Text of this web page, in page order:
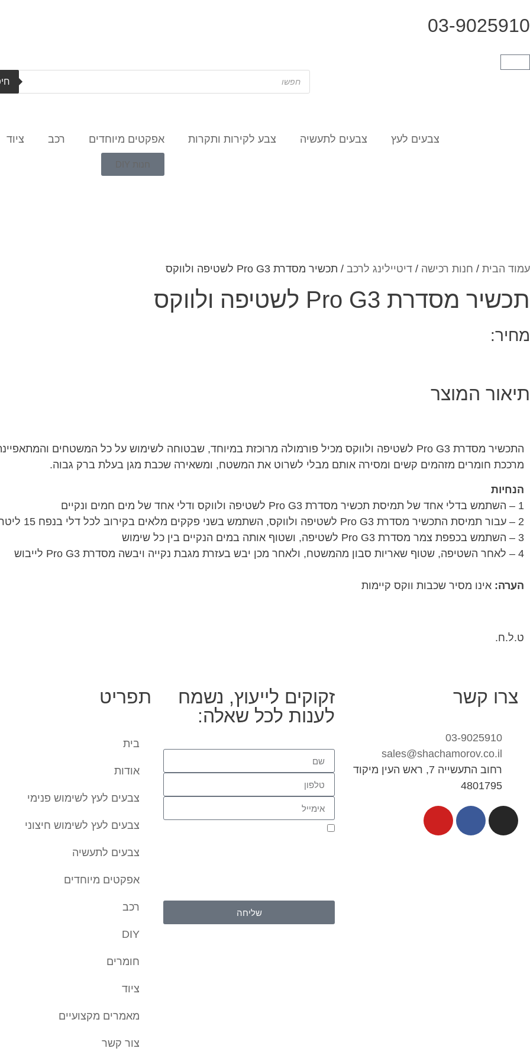
03-9025910
צבעים לעץ צבעים לתעשיה צבע לקירות ותקרות אפקטים מיוחדים רכב ציוד
חנות DIY
עמוד הבית / חנות רכישה / דיטיילינג לרכב / תכשיר מסדרת Pro G3 לשטיפה ולווקס
תכשיר מסדרת Pro G3 לשטיפה ולווקס
מחיר:
תיאור המוצר
התכשיר מסדרת Pro G3 לשטיפה ולווקס מכיל פורמולה מרוכזת במיוחד, שבטוחה לשימוש על כל המשטחים והמתאפיינת בפעולת הקצפה גבוהה. הפורמולה החלקה
מרככת חומרים מזהמים קשים ומסירה אותם מבלי לשרוט את המשטח, ומשאירה שכבת מגן בעלת ברק גבוה.
הנחיות
1 – השתמש בדלי אחד של תמיסת תכשיר מסדרת Pro G3 לשטיפה ולווקס ודלי אחד של מים חמים ונקיים
2 – עבור תמיסת התכשיר מסדרת Pro G3 לשטיפה ולווקס, השתמש בשני פקקים מלאים בקירוב לכל דלי בנפח 15 ליטר
3 – השתמש בכפפת צמר מסדרת Pro G3 לשטיפה, ושטוף אותה במים הנקיים בין כל שימוש
4 – לאחר השטיפה, שטוף שאריות סבון מהמשטח, ולאחר מכן יבש בעזרת מגבת נקייה ויבשה מסדרת Pro G3 לייבוש
הערה: אינו מסיר שכבות ווקס קיימות
ט.ל.ח.
צרו קשר
03-9025910
sales@shachamorov.co.il
רחוב התעשייה 7, ראש העין מיקוד
4801795
זקוקים לייעוץ, נשמח
לענות לכל שאלה:
שליחה
תפריט
בית
אודות
צבעים לעץ לשימוש פנימי
צבעים לעץ לשימוש חיצוני
צבעים לתעשיה
אפקטים מיוחדים
רכב
DIY
חומרים
ציוד
מאמרים מקצועיים
צור קשר